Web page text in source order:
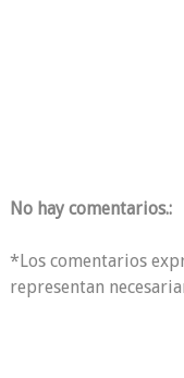
No hay comentarios.:
*Los comentarios
representan